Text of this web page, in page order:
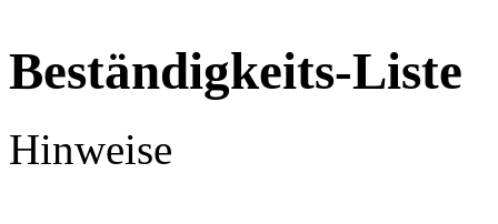
Beständigkeits-Liste
Hinweise